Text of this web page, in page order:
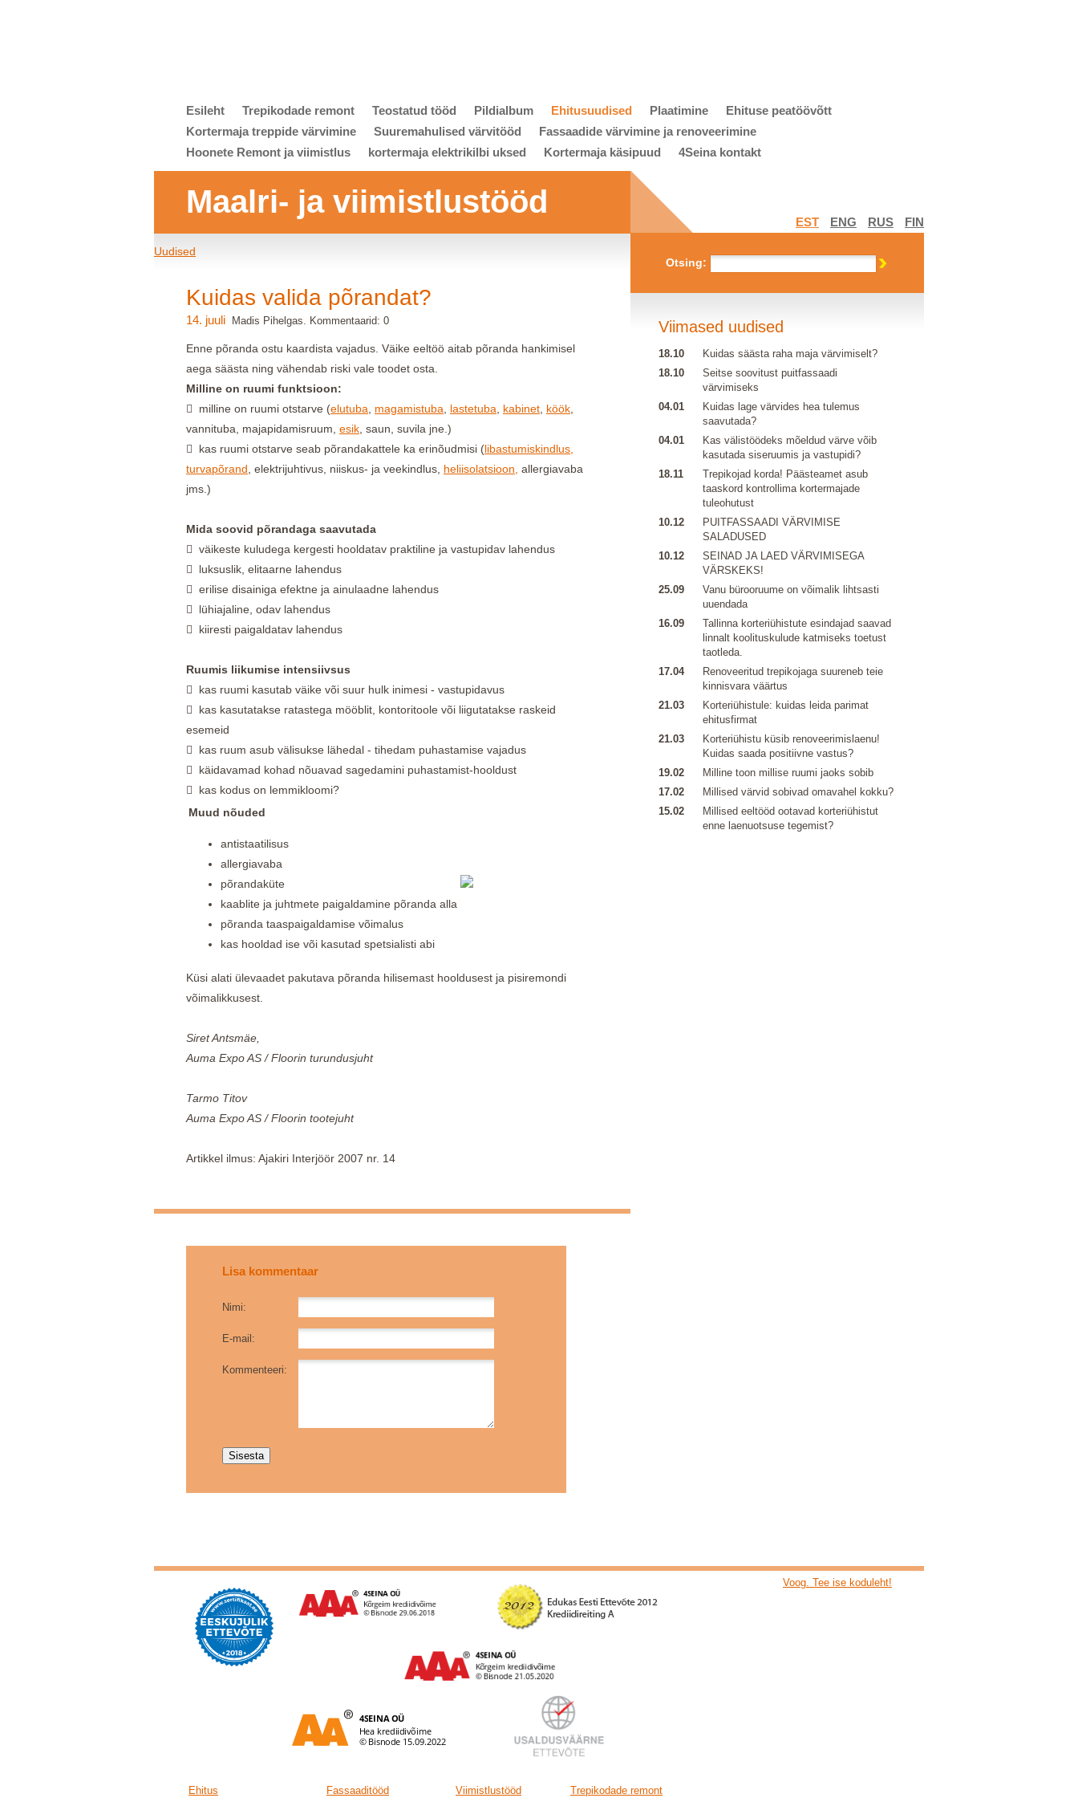
Esileht Trepikodade remont Teostatud tööd Pildialbum Ehitusuudised Plaatimine
Ehituse peatöövõtt
Kortermaja treppide värvimine
Suuremahulised värvitööd
Fassaadide värvimine ja renoveerimine
Hoonete Remont ja viimistlus
kortermaja elektrikilbi uksed Kortermaja käsipuud 4Seina kontakt
Maalri- ja viimistlustööd
Uudised
Kuidas valida põrandat?
14. juuli Madis Pihelgas. Kommentaarid: 0
Enne põranda ostu kaardista vajadus. Väike eeltöö aitab põranda hankimisel
aega säästa ning vähendab riski vale toodet osta.
Milline on ruumi funktsioon:
 milline on ruumi otstarve (elutuba magamistuba lastetuba kabinet köök
vannituba, majapidamisruum, esik , saun, suvila jne.)
 kas ruumi otstarve seab põrandakattele ka erinõudmisi (libastumiskindlus,
turvapõrand , elektrijuhtivus, niiskus- ja veekindlus, heliisolatsioon, allergiavaba
jms.)
Mida soovid põrandaga saavutada
 väikeste kuludega kergesti hooldatav praktiline ja vastupidav lahendus
 luksuslik, elitaarne lahendus
 erilise disainiga efektne ja ainulaadne lahendus
 lühiajaline, odav lahendus
 kiiresti paigaldatav lahendus
Ruumis liikumise intensiivsus
 kas ruumi kasutab väike või suur hulk inimesi - vastupidavus
 kas kasutatakse ratastega mööblit, kontoritoole või liigutatakse raskeid
esemeid
 kas ruum asub välisukse lähedal - tihedam puhastamise vajadus
 käidavamad kohad nõuavad sagedamini puhastamist-hooldust
 kas kodus on lemmikloomi?
Muud nõuded
antistaatilisus
allergiavaba
põrandaküte
kaablite ja juhtmete paigaldamine põranda alla
põranda taaspaigaldamise võimalus
kas hooldad ise või kasutad spetsialisti abi
Küsi alati ülevaadet pakutava põranda hilisemast hooldusest ja pisiremondi
võimalikkusest.
Siret Antsmäe
Auma Expo AS / Floorin turundusjuht
Tarmo Titov
Auma Expo AS / Floorin tootejuht
Artikkel ilmus: Ajakiri Interjöör 2007 nr. 14
Lisa kommentaar
Nimi:
E-mail:
Kommenteeri:
EST ENG RUS FIN
Otsing:
Viimased uudised
18.10
Kuidas säästa raha maja värvimiselt?
18.10
Seitse soovitust puitfassaadi
värvimiseks
04.01
Kuidas lage värvides hea tulemus
saavutada?
04.01
Kas välistöödeks mõeldud värve võib
kasutada siseruumis ja vastupidi?
18.11
Trepikojad korda! Päästeamet asub
taaskord kontrollima kortermajade
tuleohutust
10.12
PUITFASSAADI VÄRVIMISE
SALADUSED
10.12
SEINAD JA LAED VÄRVIMISEGA
VÄRSKEKS!
25.09
Vanu bürooruume on võimalik lihtsasti
uuendada
16.09
Tallinna korteriühistute esindajad saavad
linnalt koolituskulude katmiseks toetust
taotleda.
17.04
Renoveeritud trepikojaga suureneb teie
kinnisvara väärtus
21.03
Korteriühistule: kuidas leida parimat
ehitusfirmat
21.03
Korteriühistu küsib renoveerimislaenu!
Kuidas saada positiivne vastus?
19.02
Milline toon millise ruumi jaoks sobib
17.02
Millised värvid sobivad omavahel kokku?
15.02
Millised eeltööd ootavad korteriühistut
enne laenuotsuse tegemist?
Voog. Tee ise koduleht!
Ehitus Fassaaditööd Viimistlustööd Trepikodade remont